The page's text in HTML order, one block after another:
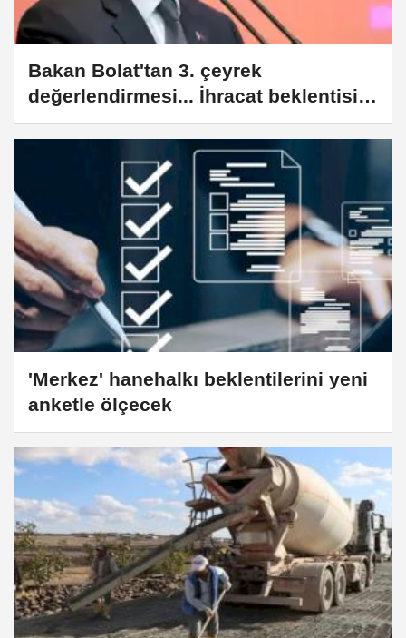
Bakan Bolat'tan 3. çeyrek
değerlendirmesi... İhracat beklentisi
güçlendi, hedef 282 milyar dolar
'Merkez' hanehalkı beklentilerini yeni
anketle ölçecek